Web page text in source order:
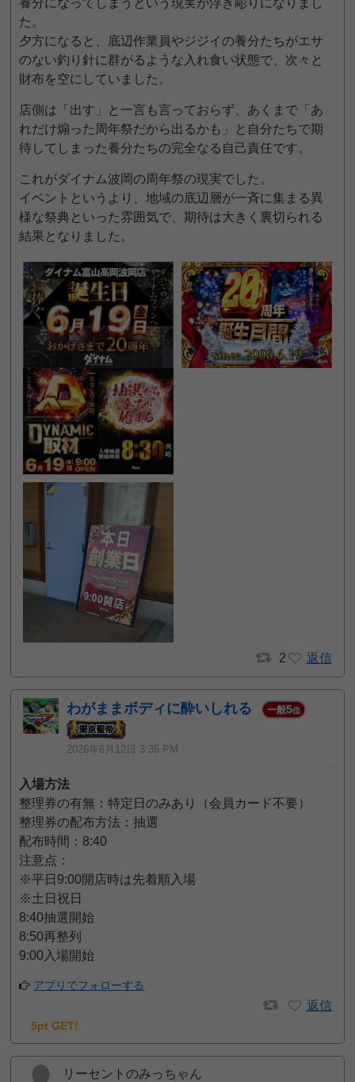
た。
夕方になると、底辺作業員やジジイの養分たちがエサ
のない釣り針に群がるような入れ食い状態で、次々と
財布を空にしていました。
店側は「出す」と一言も言っておらず、あくまで「あ
れだけ煽った周年祭だから出るかも」と自分たちで期
待してしまった養分たちの完全なる自己責任です。
これがダイナム波岡の周年祭の現実でした。
イベントというより、地域の底辺層が一斉に集まる異
様な祭典といった雰囲気で、期待は大きく裏切られる
結果となりました。
2 返信
わがままボディに酔いしれる 一般5位
2026年6月12日 3:35 PM
入場方法
整理券の有無：特定日のみあり（会員カード不要）
整理券の配布方法：抽選
配布時間：8:40
注意点：
※平日9:00開店時は先着順入場
※土日祝日
8:40抽選開始
8:50再整列
9:00入場開始
アプリでフォローする
返信
5pt GET!
リーセントのみっちゃん